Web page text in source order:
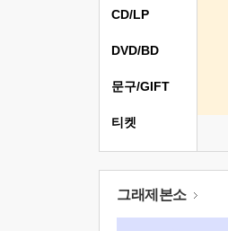
CD/LP
DVD/BD
문구/GIFT
티켓
그래제본소